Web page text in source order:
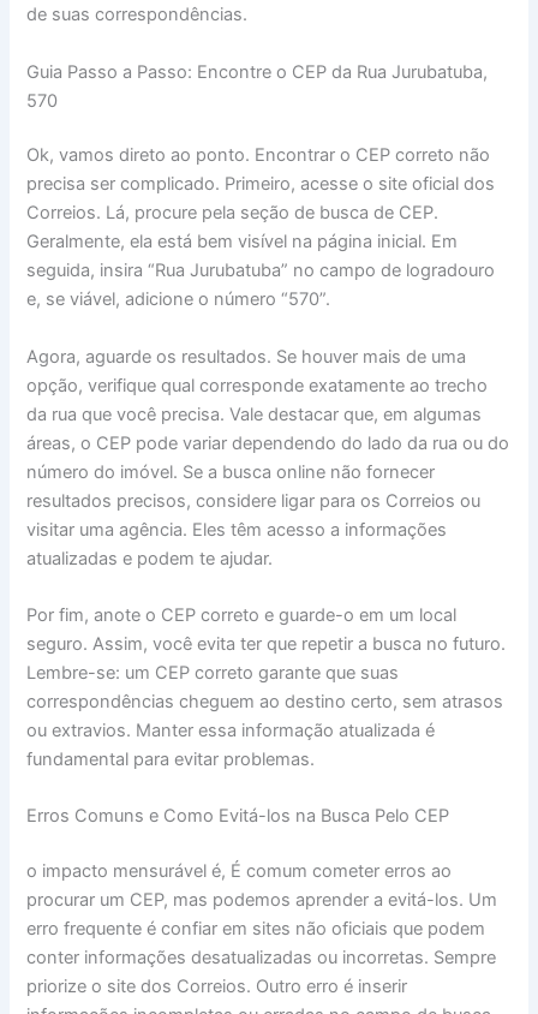
de suas correspondências.
Guia Passo a Passo: Encontre o CEP da Rua Jurubatuba,
570
Ok, vamos direto ao ponto. Encontrar o CEP correto não
precisa ser complicado. Primeiro, acesse o site oficial dos
Correios. Lá, procure pela seção de busca de CEP.
Geralmente, ela está bem visível na página inicial. Em
seguida, insira “Rua Jurubatuba” no campo de logradouro
e, se viável, adicione o número “570”.
Agora, aguarde os resultados. Se houver mais de uma
opção, verifique qual corresponde exatamente ao trecho
da rua que você precisa. Vale destacar que, em algumas
áreas, o CEP pode variar dependendo do lado da rua ou do
número do imóvel. Se a busca online não fornecer
resultados precisos, considere ligar para os Correios ou
visitar uma agência. Eles têm acesso a informações
atualizadas e podem te ajudar.
Por fim, anote o CEP correto e guarde-o em um local
seguro. Assim, você evita ter que repetir a busca no futuro.
Lembre-se: um CEP correto garante que suas
correspondências cheguem ao destino certo, sem atrasos
ou extravios. Manter essa informação atualizada é
fundamental para evitar problemas.
Erros Comuns e Como Evitá-los na Busca Pelo CEP
o impacto mensurável é, É comum cometer erros ao
procurar um CEP, mas podemos aprender a evitá-los. Um
erro frequente é confiar em sites não oficiais que podem
conter informações desatualizadas ou incorretas. Sempre
priorize o site dos Correios. Outro erro é inserir